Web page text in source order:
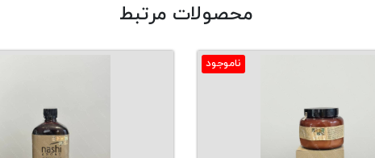
محصولات مرتبط
ناموجود